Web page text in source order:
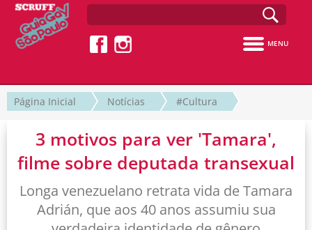
MENU
Página Inicial Notícias #Cultura
3 motivos para ver 'Tamara',
filme sobre deputada transexual
Longa venezuelano retrata vida de Tamara
Adrián, que aos 40 anos assumiu sua